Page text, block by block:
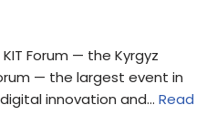
Forum — the Kyrgyz
— the largest event in
innovation and… Read